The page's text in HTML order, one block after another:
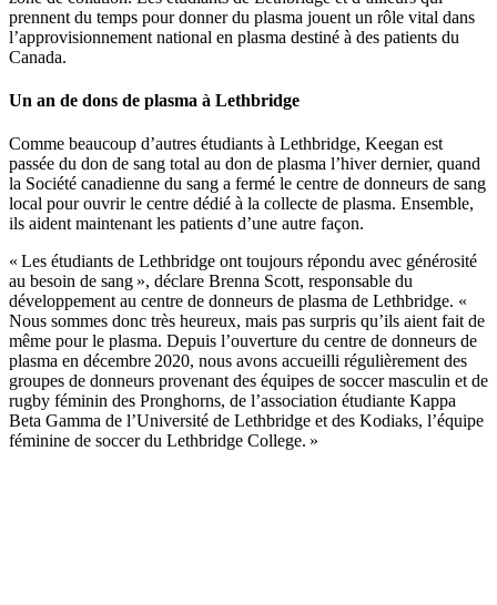
prennent du temps pour donner du plasma jouent un rôle vital dans
l’approvisionnement national en plasma destiné à des patients du
Canada.
Un an de dons de plasma à Lethbridge
Comme beaucoup d’autres étudiants à Lethbridge, Keegan est
passée du don de sang total au don de plasma l’hiver dernier, quand
la Société canadienne du sang a fermé le centre de donneurs de sang
local pour ouvrir le centre dédié à la collecte de plasma. Ensemble,
ils aident maintenant les patients d’une autre façon.
« Les étudiants de Lethbridge ont toujours répondu avec générosité
au besoin de sang », déclare Brenna Scott, responsable du
développement au centre de donneurs de plasma de Lethbridge. «
Nous sommes donc très heureux, mais pas surpris qu’ils aient fait de
même pour le plasma. Depuis l’ouverture du centre de donneurs de
plasma en décembre 2020, nous avons accueilli régulièrement des
groupes de donneurs provenant des équipes de soccer masculin et de
rugby féminin des Pronghorns, de l’association étudiante Kappa
Beta Gamma de l’Université de Lethbridge et des Kodiaks, l’équipe
féminine de soccer du Lethbridge College. »